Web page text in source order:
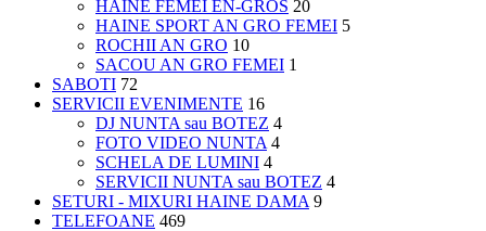
HAINE FEMEI EN-GROS 20
HAINE SPORT AN GRO FEMEI 5
ROCHII AN GRO 10
SACOU AN GRO FEMEI 1
SABOTI 72
SERVICII EVENIMENTE 16
DJ NUNTA sau BOTEZ 4
FOTO VIDEO NUNTA 4
SCHELA DE LUMINI 4
SERVICII NUNTA sau BOTEZ 4
SETURI - MIXURI HAINE DAMA 9
TELEFOANE 469